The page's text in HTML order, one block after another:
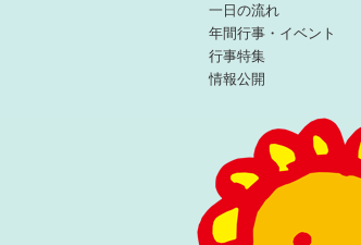
一日の流れ
年間行事・イベント
行事特集
情報公開